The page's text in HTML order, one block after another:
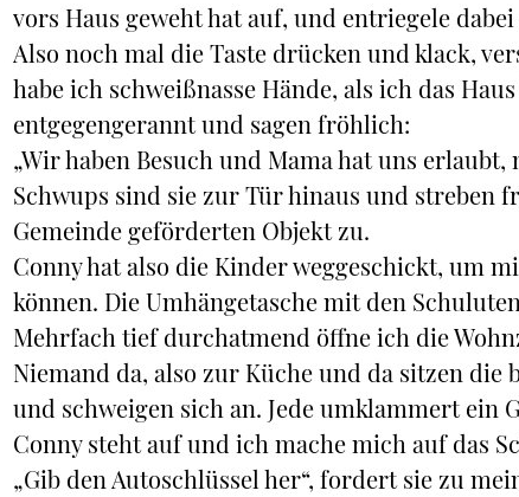
vors Haus geweht hat auf, und entriegele
Also noch mal die Taste drücken und klack,
habe ich schweißnasse Hände, als ich das
entgegengerannt und sagen fröhlich:
„Wir haben Besuch und Mama hat uns
Schwups sind sie zur Tür hinaus und streben
Gemeinde geförderten Objekt zu.
Conny hat also die Kinder weggeschickt, um
können. Die Umhängetasche mit den
Mehrfach tief durchatmend öffne ich die
Niemand da, also zur Küche und da sitzen die
und schweigen sich an. Jede umklammert ein
Conny steht auf und ich mache mich auf das
„Gib den Autoschlüssel her“, fordert sie zu